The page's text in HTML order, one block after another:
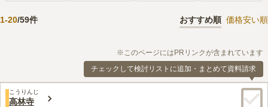
1-20/59件 おすすめ順 価格安い順
※このページにはPRリンクが含まれています
チェックして検討リストに追加・まとめて資料請求
こうりんじ
高林寺